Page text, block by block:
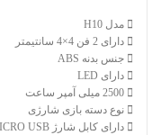
مدل H10
دارای 2 فن 4×4 سانتیمتر
جنس بدنه ABS
دارای LED
نوع دسته بازی شارژی
دارای کابل شارژ MICRO USB